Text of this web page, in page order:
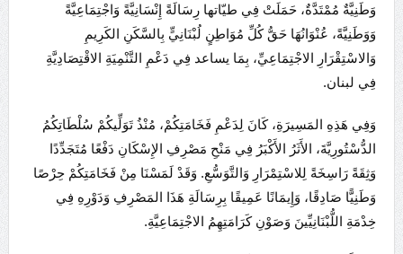
وَطَنِيَّةٌ مُمْتَدَّةٌ، حَمَلَتْ فِي طيّاتها رِسَالَةً إِنْسَانِيَّةً وَاجْتِمَاعِيَّةً
وَوَطَنِيَّةً، عُنْوَانُهَا حَقُّ كُلِّ مُوَاطِنٍ لُبْنَانِيٍّ بِالسَّكَنِ الكَرِيمِ
وَالاسْتِقْرَارِ الاجْتِمَاعِيِّ، بِمَا يساعد فِي دَعْمِ التَّنْمِيَةِ الاقْتِصَادِيَّةِ
فِي لبنان.
وَفِي هَذِهِ المَسِيرَةِ، كَانَ لِدَعْمِ فَخَامَتِكُمْ، مُنْذُ تَوَلِّيكُمْ سُلْطَاتِكُمُ
الدُّسْتُورِيَّةَ، الأَثَرُ الأَكْبَرُ فِي مَنْحِ مَصْرِفِ الإِسْكَانِ دَفْعًا مُتَجَدِّدًا
وَثِقَةً رَاسِخَةً لِلاسْتِمْرَارِ وَالتَّوَسُّعِ. وَقَدْ لَمَسْنَا مِنْ فَخَامَتِكُمْ حِرْصًا
وَطَنِيًّا صَادِقًا، وَإِيمَانًا عَمِيقًا بِرِسَالَةِ هَذَا المَصْرِفِ وَدَوْرِهِ فِي
خِدْمَةِ اللُّبْنَانِيِّينَ وَصَوْنِ كَرَامَتِهِمُ الاجْتِمَاعِيَّةِ.